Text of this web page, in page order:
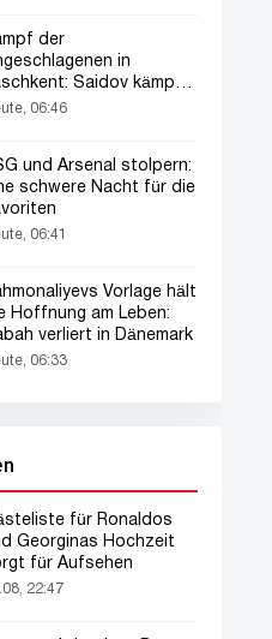
der
in
Saidov kämpft
den Titel
06:46
und Arsenal stolpern:
schwere Nacht für die
06:41
Vorlage hält
Hoffnung am Leben:
verliert in Dänemark
06:33
für Ronaldos
Georginas Hochzeit
für Aufsehen
22:47